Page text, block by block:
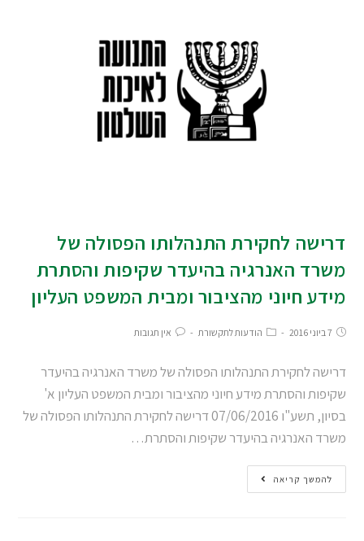
דרישה לחקירת התנהלותו הפסולה של
משרד האנרגיה בהיעדר שקיפות והסתרת
מידע חיוני מהציבור ומבית המשפט העליון
7 ביוני 2016 הודעות לתקשורת אין תגובות
דרישה לחקירת התנהלותו הפסולה של משרד האנרגיה בהיעדר
שקיפות והסתרת מידע חיוני מהציבור ומבית המשפט העליון א'
בסיון, תשע"ו 07/06/2016 דרישה לחקירת התנהלותו הפסולה של
משרד האנרגיה בהיעדר שקיפות והסתרת…
להמשך קריאה